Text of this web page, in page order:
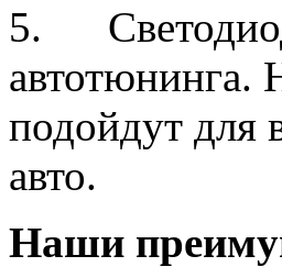
5.
автотюнинга.
подойдут для
авто.
Наши